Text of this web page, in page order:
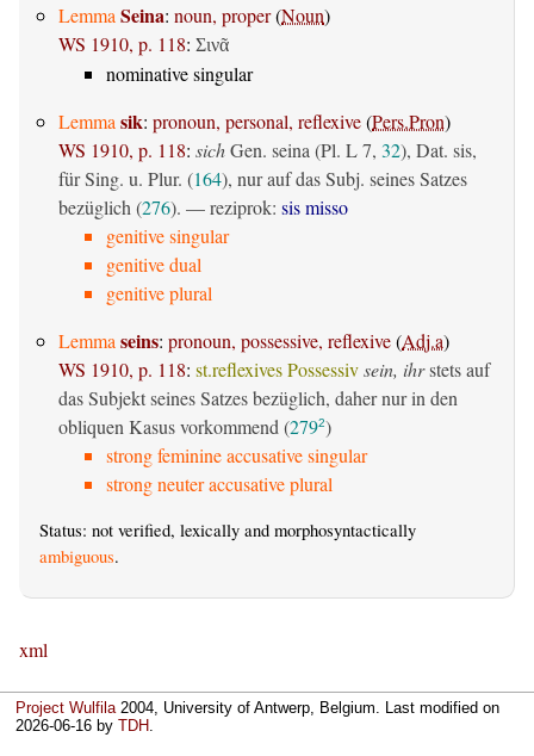
Lemma Seina: noun, proper(Noun)
WS 1910, p. 118: Σινᾶ
nominative singular
Lemma sik: pronoun, personal, reflexive(Pers.Pron)
WS 1910, p. 118: sichGen. seina (Pl. L 7, 32), Dat. sis,
für Sing. u. Plur. (164), nur auf das Subj. seines Satzes
bezüglich (276). — reziprok: sis misso
genitive singular
genitive dual
genitive plural
Lemma seins: pronoun, possessive, reflexive(Adj.a)
WS 1910, p. 118: st.reflexives Possessivsein, ihrstets auf
das Subjekt seines Satzes bezüglich, daher nur in den
obliquen Kasus vorkommend (2792)
strong feminine accusative singular
strong neuter accusative plural
Status: not verified, lexically and morphosyntactically
ambiguous.
xml
Project Wulfila2004, University of Antwerp, Belgium. Last modified on
2026-06-16 byTDH.